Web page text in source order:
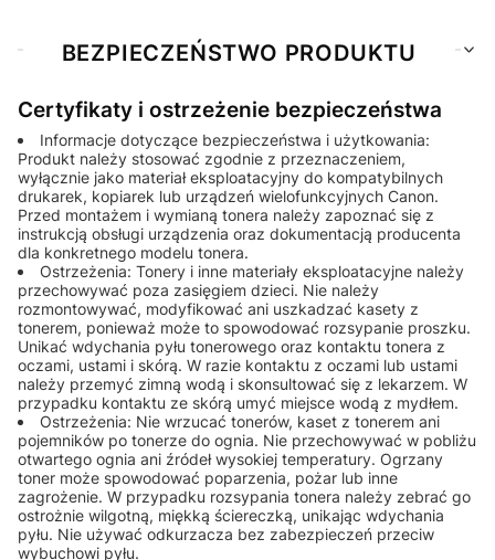
BEZPIECZEŃSTWO PRODUKTU
Certyfikaty i ostrzeżenie bezpieczeństwa
Informacje dotyczące bezpieczeństwa i użytkowania:
Produkt należy stosować zgodnie z przeznaczeniem,
wyłącznie jako materiał eksploatacyjny do kompatybilnych
drukarek, kopiarek lub urządzeń wielofunkcyjnych Canon.
Przed montażem i wymianą tonera należy zapoznać się z
instrukcją obsługi urządzenia oraz dokumentacją producenta
dla konkretnego modelu tonera.
Ostrzeżenia: Tonery i inne materiały eksploatacyjne należy
przechowywać poza zasięgiem dzieci. Nie należy
rozmontowywać, modyfikować ani uszkadzać kasety z
tonerem, ponieważ może to spowodować rozsypanie proszku.
Unikać wdychania pyłu tonerowego oraz kontaktu tonera z
oczami, ustami i skórą. W razie kontaktu z oczami lub ustami
należy przemyć zimną wodą i skonsultować się z lekarzem. W
przypadku kontaktu ze skórą umyć miejsce wodą z mydłem.
Ostrzeżenia: Nie wrzucać tonerów, kaset z tonerem ani
pojemników po tonerze do ognia. Nie przechowywać w pobliżu
otwartego ognia ani źródeł wysokiej temperatury. Ogrzany
toner może spowodować poparzenia, pożar lub inne
zagrożenie. W przypadku rozsypania tonera należy zebrać go
ostrożnie wilgotną, miękką ściereczką, unikając wdychania
pyłu. Nie używać odkurzacza bez zabezpieczeń przeciw
wybuchowi pyłu.